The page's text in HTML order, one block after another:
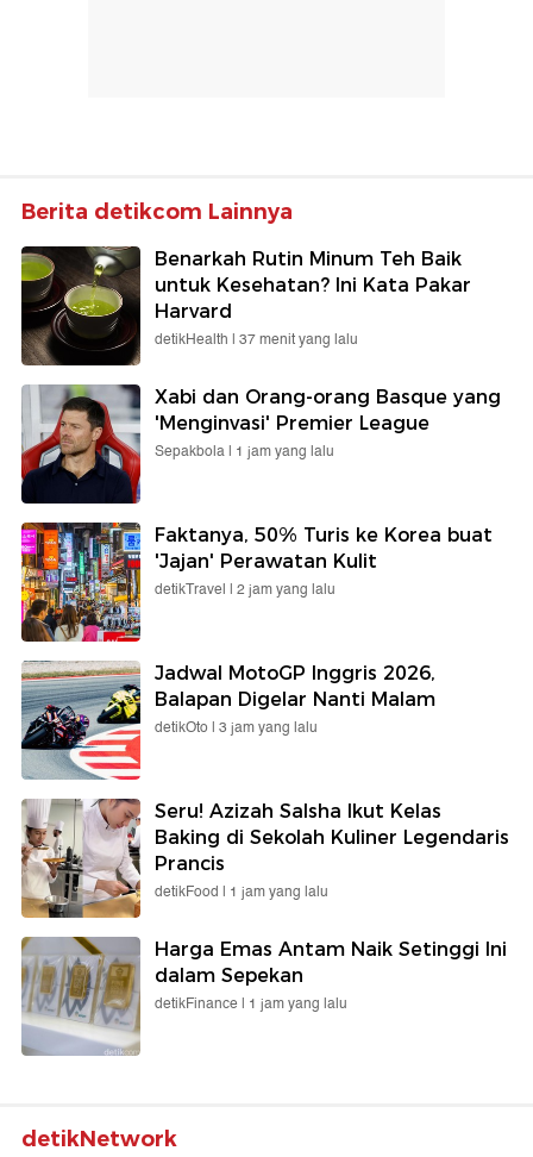
Berita detikcom Lainnya
Benarkah Rutin Minum Teh Baik
untuk Kesehatan? Ini Kata Pakar
Harvard
detikHealth | 37 menit yang lalu
Xabi dan Orang-orang Basque yang
'Menginvasi' Premier League
Sepakbola | 1 jam yang lalu
Faktanya, 50% Turis ke Korea buat
'Jajan' Perawatan Kulit
detikTravel | 2 jam yang lalu
Jadwal MotoGP Inggris 2026,
Balapan Digelar Nanti Malam
detikOto | 3 jam yang lalu
Seru! Azizah Salsha Ikut Kelas
Baking di Sekolah Kuliner Legendaris
Prancis
detikFood | 1 jam yang lalu
Harga Emas Antam Naik Setinggi Ini
dalam Sepekan
detikFinance | 1 jam yang lalu
detikNetwork